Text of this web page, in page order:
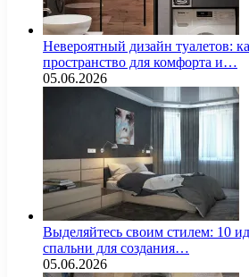
Невероятный дизайн туалетов:
пространство для комфорта и…
05.06.2026
Выделяйтесь своим стилем: 10
спальни для создания…
05.06.2026